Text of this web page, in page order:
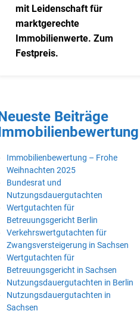
mit Leidenschaft für
marktgerechte
Immobilienwerte. Zum
Festpreis.
Beiträge
Immobilienbewertung – Frohe
Weihnachten 2025
Bundesrat und
Nutzungsdauergutachten
Wertgutachten für
Betreuungsgericht Berlin
Verkehrswertgutachten für
Zwangsversteigerung in Sachsen
Wertgutachten für
Betreuungsgericht in Sachsen
Nutzungsdauergutachten in Berlin
Nutzungsdauergutachten in
Sachsen